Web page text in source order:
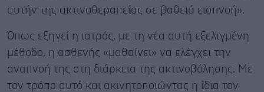
αυτήν της ακτινοθεραπείας σε βαθειά εισπνοή».
Όπως εξηγεί η ιατρός, με τη νέα αυτή εξελιγμένη
μέθοδο, η ασθενής «μαθαίνει» να ελέγχει την
αναπνοή της στη διάρκεια της ακτινοβόλησης. Με
τον τρόπο αυτό και ακινητοποιώντας η ίδια τον